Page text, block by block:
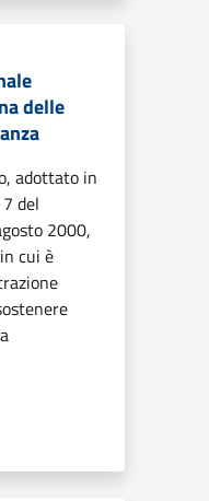
delle
adottato in
del
2000,
cui è